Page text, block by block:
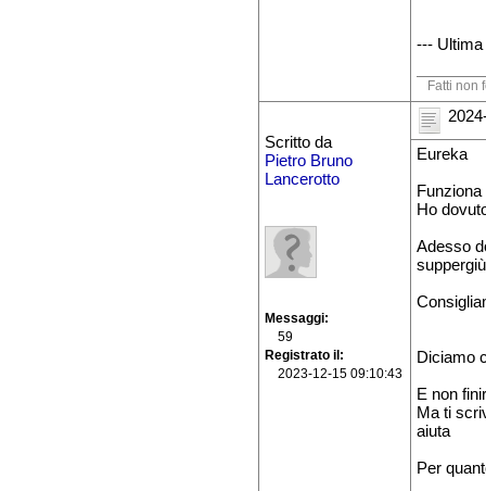
--- Ultima
Fatti non
Scritto da
Pietro Bruno
Lancerotto
Messaggi
59
Registrato il
2023-12-15 09:10:43
Eureka
Funziona
Ho
Adesso
suppergiù
Diciamo
E non
Ma ti
aiuta
Per